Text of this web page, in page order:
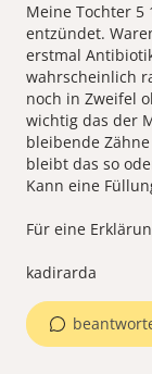
Meine Tochter 5
entzündet.
erstmal
wahrscheinlich
noch in Zweifel
wichtig das der
bleibende
bleibt das so
Kann eine
Für eine
kadirarda